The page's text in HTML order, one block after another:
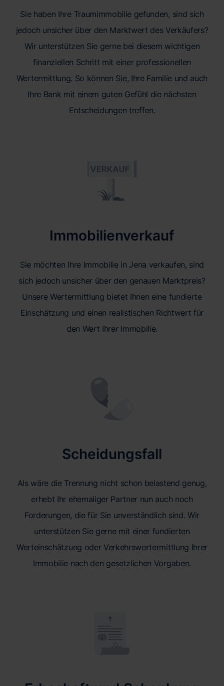
Sie haben Ihre Traumimmobilie gefunden, sind sich
jedoch unsicher über den Marktwert des Verkäufers?
Wir unterstützen Sie gerne bei diesem wichtigen
finanziellen Schritt mit einer professionellen
Wertermittlung. So können Sie, Ihre Familie und auch
Ihre Bank mit einem guten Gefühl die nächsten
Entscheidungen treffen.
Immobilienverkauf
Sie möchten Ihre Immobilie in Jena verkaufen, sind
sich jedoch unsicher über den genauen Marktpreis?
Unsere Wertermittlung bietet Ihnen eine fundierte
Einschätzung und einen realistischen Richtwert für
den Wert Ihrer Immobilie.
Scheidungsfall
Als wäre die Trennung nicht schon belastend genug,
erhebt Ihr ehemaliger Partner nun auch noch
Forderungen, die für Sie unverständlich sind. Wir
unterstützen Sie gerne mit einer fundierten
Werteinschätzung oder Verkehrswertermittlung Ihrer
Immobilie nach den gesetzlichen Vorgaben.